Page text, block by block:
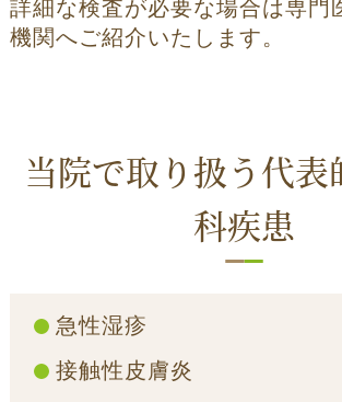
詳細な検査が必要な場合は専門
機関へご紹介いたします。
当院で取り扱う代表
科疾患
急性湿疹
接触性皮膚炎